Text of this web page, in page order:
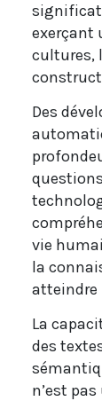
exerçant
cultures,
Des
vie
la
atteindre
La
des
n’est